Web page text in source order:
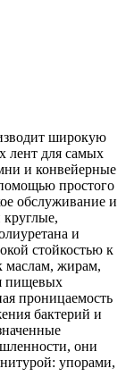
широкую
лент для самых
и конвейерные
простого
обслуживание и
и
стойкостью к
маслам, жирам,
пищевых
проницаемость
бактерий и
они
упорами,